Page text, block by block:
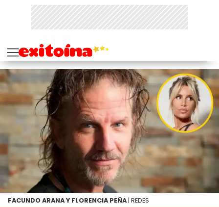
FACUNDO ARANA Y FLORENCIA PEÑA | REDES